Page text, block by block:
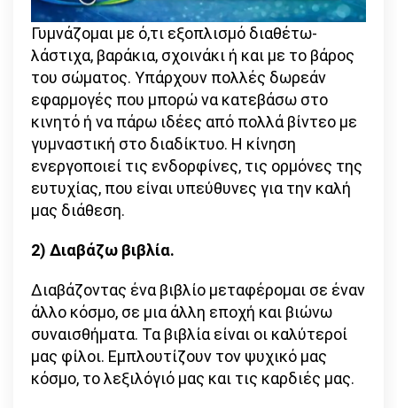
Γυμνάζομαι με ό,τι εξοπλισμό διαθέτω-
λάστιχα, βαράκια, σχοινάκι ή και με το βάρος
του σώματος. Υπάρχουν πολλές δωρεάν
εφαρμογές που μπορώ να κατεβάσω στο
κινητό ή να πάρω ιδέες από πολλά βίντεο με
γυμναστική στο διαδίκτυο. Η κίνηση
ενεργοποιεί τις ενδορφίνες, τις ορμόνες της
ευτυχίας, που είναι υπεύθυνες για την καλή
μας διάθεση.
2) Διαβάζω βιβλία.
Διαβάζοντας ένα βιβλίο μεταφέρομαι σε έναν
άλλο κόσμο, σε μια άλλη εποχή και βιώνω
συναισθήματα. Τα βιβλία είναι οι καλύτεροί
μας φίλοι. Εμπλουτίζουν τον ψυχικό μας
κόσμο, το λεξιλόγιό μας και τις καρδιές μας.